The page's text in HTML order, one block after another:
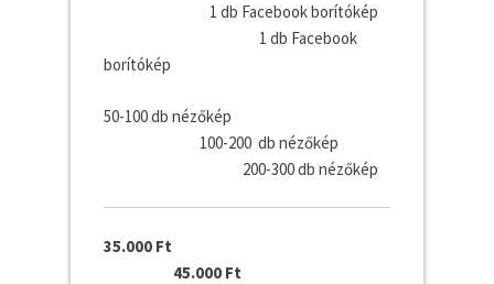
1 db Facebook borítókép
1 db Facebook
borítókép
50-100 db nézőkép
100-200 db nézőkép
200-300 db nézőkép
35.000 Ft
45.000 Ft